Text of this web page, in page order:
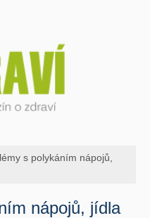
s polykáním nápojů,
nápojů, jídla